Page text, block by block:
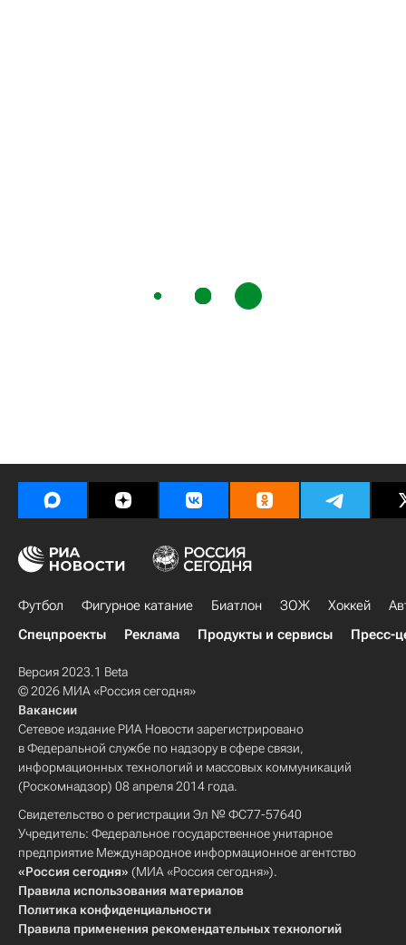
Футбол Фигурное катание Биатлон ЗОЖ Хоккей
Спецпроекты
Реклама Продукты и сервисы Пресс-
Версия 2023.1 Beta
© 2026 МИА «Россия сегодня»
Вакансии
Сетевое издание РИА Новости зарегистрировано
в Федеральной службе по надзору в сфере связи,
информационных технологий и массовых коммуникаций
(Роскомнадзор) 08 апреля 2014 года.
Свидетельство о регистрации Эл № ФС77-57640
Учредитель: Федеральное государственное унитарное
предприятие Международное информационное агентство
«Россия сегодня» (МИА «Россия сегодня»).
Правила использования материалов
Политика конфиденциальности
Правила применения рекомендательных технологий